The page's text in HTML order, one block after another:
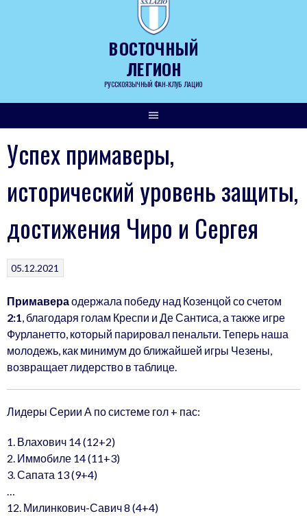
ВОСТОЧНЫЙ
ЛЕГИОН
РУССКОЯЗЫЧНЫЙ ФАН-КЛУБ ЛАЦИО
Успех примаверы,
исторический уровень защиты,
достижения Чиро и Сергея
05.12.2021
Примавера одержала победу над Козенцой со счетом
2:1 , благодаря голам Креспи и Де Сантиса, а также игре
Фурланетто, который парировал пенальти. Теперь наша
молодежь, как минимум до ближайшей игры Чезены,
возвращает лидерство в таблице.
Лидеры Серии А по системе гол + пас:
1. Влахович 14 (12+2)
2. Иммобиле 14 (11+3)
3. Сапата 13 (9+4)
12. Милинкович-Савич 8 (4+4)